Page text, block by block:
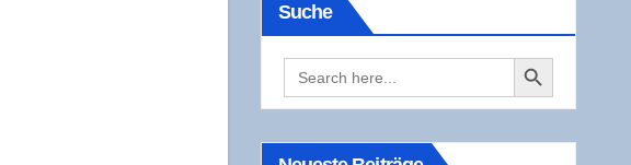
Suche
Search
for:
Search Button